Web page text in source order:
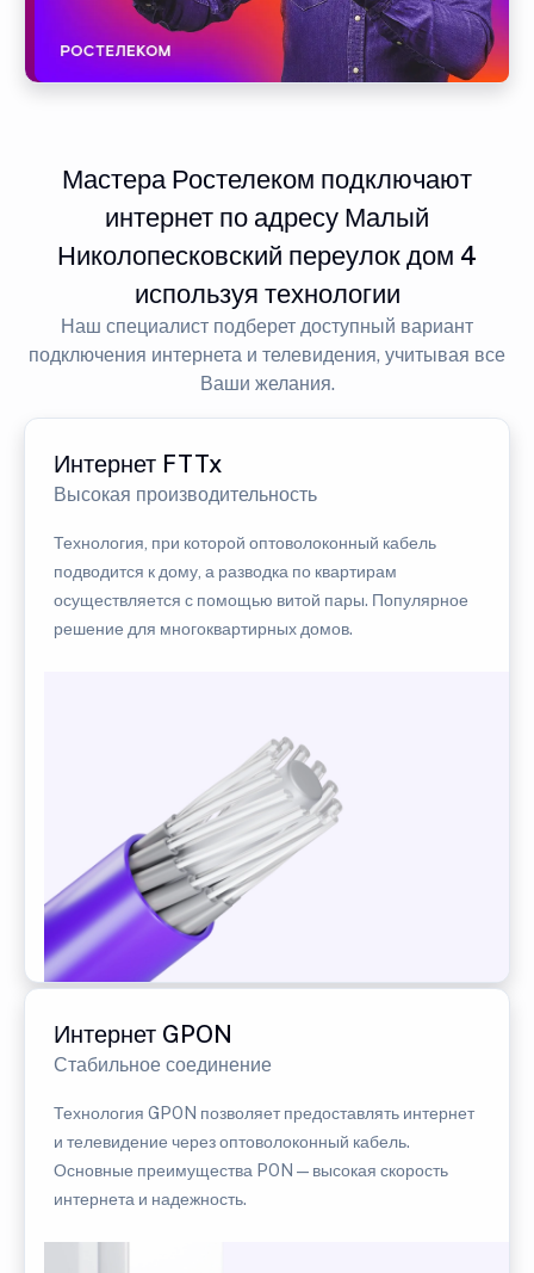
Мастера Ростелеком подключают
интернет по адресу Малый
Николопесковский переулок дом 4
используя технологии
Наш специалист подберет доступный вариант
подключения интернета и телевидения, учитывая все
Ваши желания.
Интернет FTTx
Высокая производительность
Технология, при которой оптоволоконный кабель
подводится к дому, а разводка по квартирам
осуществляется с помощью витой пары. Популярное
решение для многоквартирных домов.
Интернет GPON
Стабильное соединение
Технология GPON позволяет предоставлять интернет
и телевидение через оптоволоконный кабель.
Основные преимущества PON — высокая скорость
интернета и надежность.